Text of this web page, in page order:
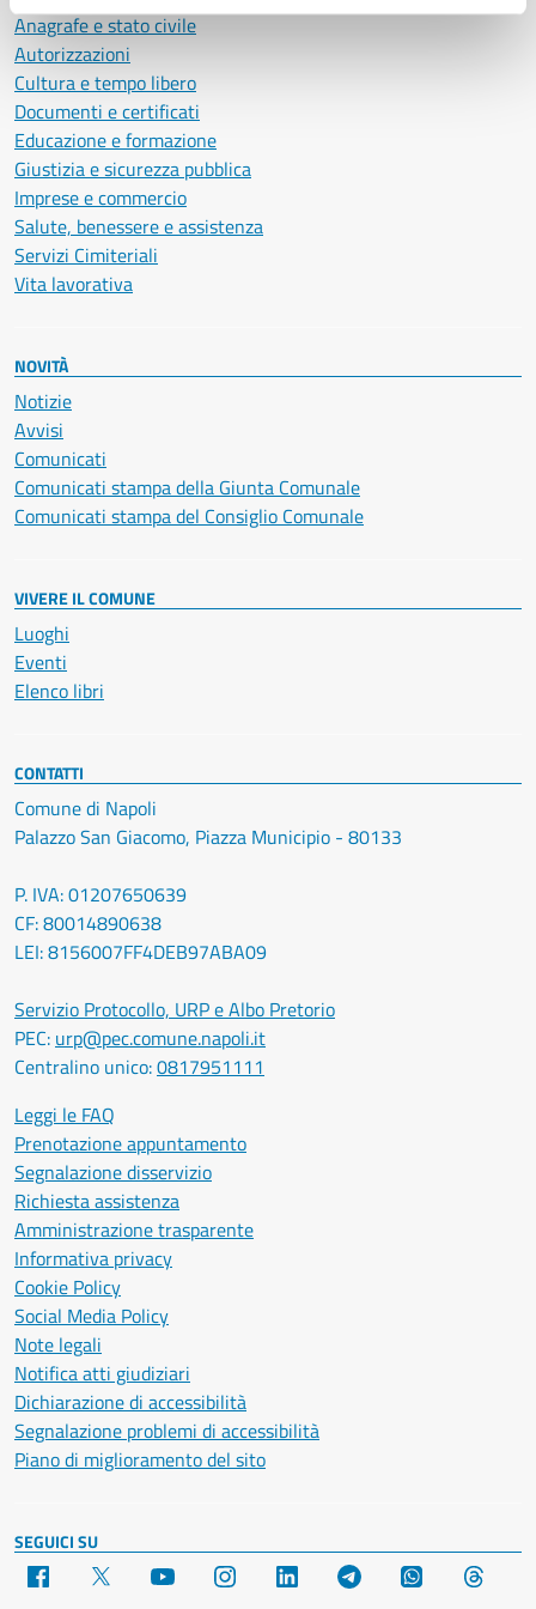
Anagrafe e stato civile
Autorizzazioni
Cultura e tempo libero
Documenti e certificati
Educazione e formazione
Giustizia e sicurezza pubblica
Imprese e commercio
Salute, benessere e assistenza
Servizi Cimiteriali
Vita lavorativa
NOVITÀ
Notizie
Avvisi
Comunicati
Comunicati stampa della Giunta Comunale
Comunicati stampa del Consiglio Comunale
VIVERE IL COMUNE
Luoghi
Eventi
Elenco libri
CONTATTI
Comune di Napoli
Palazzo San Giacomo, Piazza Municipio - 80133
P. IVA: 01207650639
CF: 80014890638
LEI: 8156007FF4DEB97ABA09
Servizio Protocollo, URP e Albo Pretorio
PEC: urp@pec.comune.napoli.it
Centralino unico:0817951111
Leggi le FAQ
Prenotazione appuntamento
Segnalazione disservizio
Richiesta assistenza
Amministrazione trasparente
Informativa privacy
Cookie Policy
Social Media Policy
Note legali
Notifica atti giudiziari
Dichiarazione di accessibilità
Segnalazione problemi di accessibilità
Piano di miglioramento del sito
SEGUICI SU
Facebook YouTube Instagram LinkedIn Telegram WhatsApp